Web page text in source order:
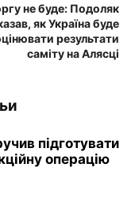
не буде: Подоляк
як Україна буде
результати
саміту на Алясці
підготувати
операцію